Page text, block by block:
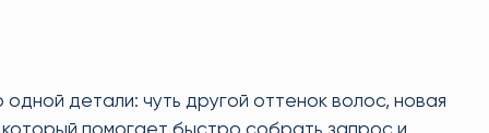
детали: чуть другой оттенок волос, новая